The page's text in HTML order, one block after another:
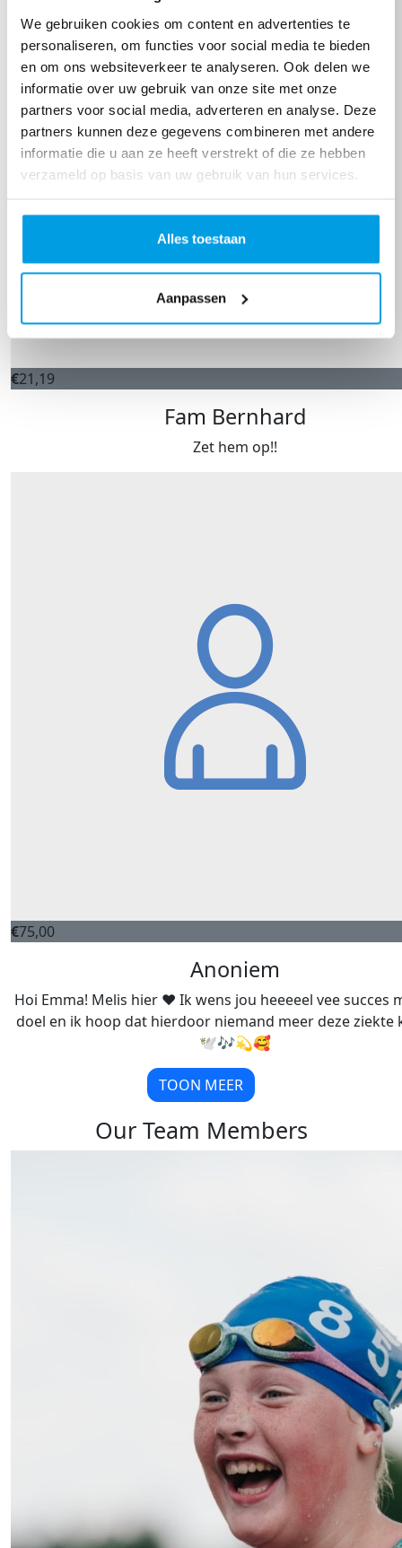
We gebruiken cookies om content en advertenties te
personaliseren, om functies voor social media te bieden
en om ons websiteverkeer te analyseren. Ook delen we
informatie over uw gebruik van onze site met onze
partners voor social media, adverteren en analyse. Deze
partners kunnen deze gegevens combineren met andere
informatie die u aan ze heeft verstrekt of die ze hebben
verzameld op basis van uw gebruik van hun services.
Alles toestaan
Aanpassen
€21,19
Fam Bernhard
Zet hem op!!
€75,00
Anoniem
Hoi Emma! Melis hier ❤️ Ik wens jou heeeeel vee succes
doel en ik hoop dat hierdoor niemand meer deze ziekte
🕊️🎶💫🥰
TOON MEER
Our Team Members